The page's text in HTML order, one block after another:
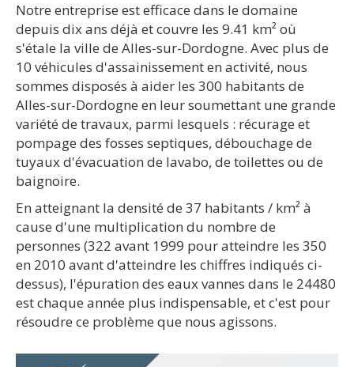
Notre entreprise est efficace dans le domaine
depuis dix ans déjà et couvre les 9.41 km² où
s'étale la ville de Alles-sur-Dordogne. Avec plus de
10 véhicules d'assainissement en activité, nous
sommes disposés à aider les 300 habitants de
Alles-sur-Dordogne en leur soumettant une grande
variété de travaux, parmi lesquels : récurage et
pompage des fosses septiques, débouchage de
tuyaux d'évacuation de lavabo, de toilettes ou de
baignoire.
En atteignant la densité de 37 habitants / km² à
cause d'une multiplication du nombre de
personnes (322 avant 1999 pour atteindre les 350
en 2010 avant d'atteindre les chiffres indiqués ci-
dessus), l'épuration des eaux vannes dans le 24480
est chaque année plus indispensable, et c'est pour
résoudre ce problème que nous agissons.